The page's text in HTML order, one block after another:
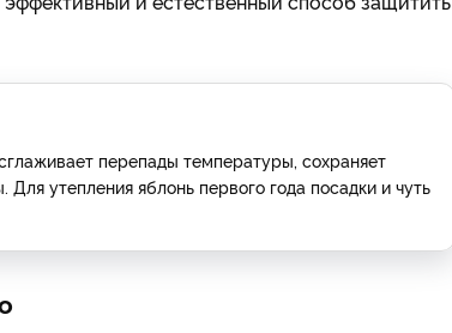
перепады температуры, сохраняет
утепления яблонь первого года посадки и чуть